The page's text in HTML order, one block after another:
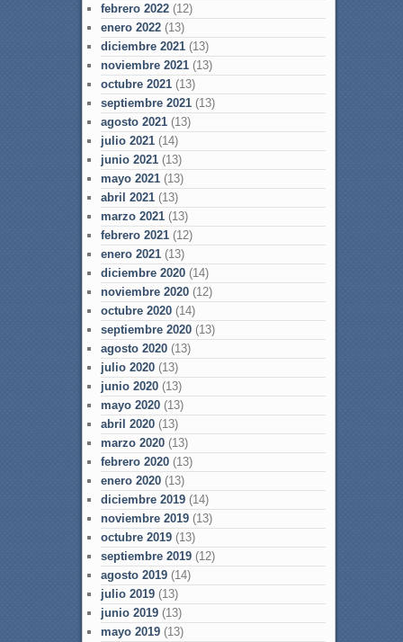
febrero 2022(12)
enero 2022(13)
diciembre 2021(13)
noviembre 2021(13)
octubre 2021(13)
septiembre 2021(13)
agosto 2021(13)
julio 2021(14)
junio 2021(13)
mayo 2021(13)
abril 2021(13)
marzo 2021(13)
febrero 2021(12)
enero 2021(13)
diciembre 2020(14)
noviembre 2020(12)
octubre 2020(14)
septiembre 2020(13)
agosto 2020(13)
julio 2020(13)
junio 2020(13)
mayo 2020(13)
abril 2020(13)
marzo 2020(13)
febrero 2020(13)
enero 2020(13)
diciembre 2019(14)
noviembre 2019(13)
octubre 2019(13)
septiembre 2019(12)
agosto 2019(14)
julio 2019(13)
junio 2019(13)
mayo 2019(13)